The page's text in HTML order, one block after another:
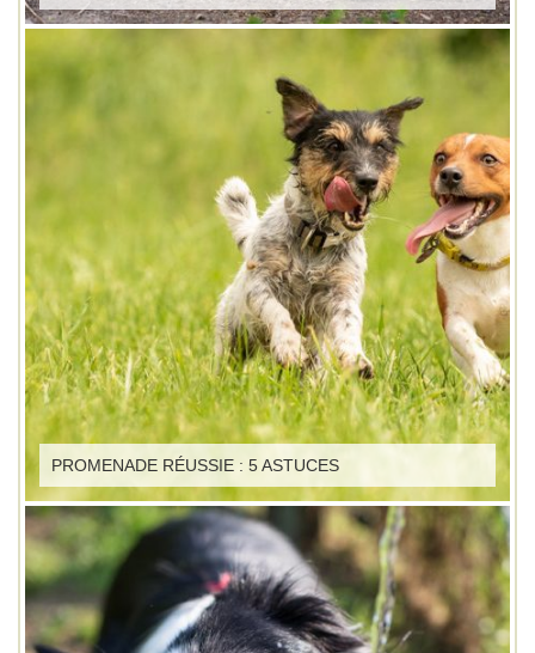
PROMENADE RÉUSSIE : 5 ASTUCES